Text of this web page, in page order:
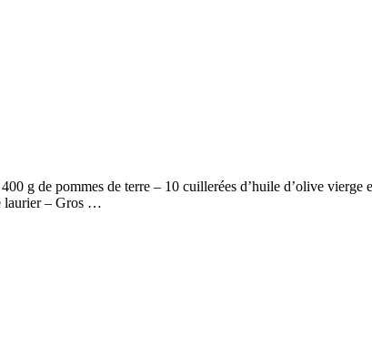
g de pommes de terre – 10 cuillerées d’huile d’olive
laurier – Gros …